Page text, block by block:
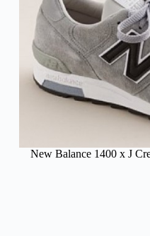
New Balance 1400 x J